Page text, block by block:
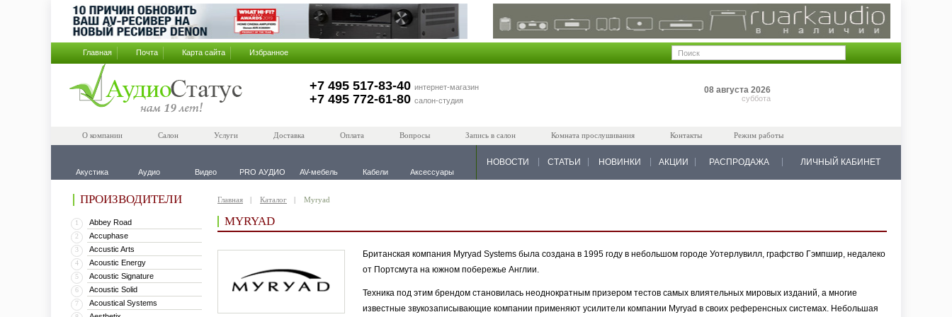
Главная Почта Карта сайта Избранное
+7 495 517-83-40 интернет-магазин
+7 495 772-61-80 салон-студия
08 августа 2026
суббота
О компании Салон Услуги Доставка Оплата Вопросы Запись в салон Комната прослушивания Контакты Режим работы
Акустика Аудио Видео PRO АУДИО AV-мебель Кабели Аксессуары
НОВОСТИ СТАТЬИ НОВИНКИ АКЦИИ РАСПРОДАЖА ЛИЧНЫЙ КАБИНЕТ
ПРОИЗВОДИТЕЛИ
1 Abbey Road
2 Accuphase
3 Accustic Arts
4 Acoustic Energy
5 Acoustic Signature
6 Acoustic Solid
7 Acoustical Systems
Главная Каталог Myryad
MYRYAD
Британская компания Myryad Systems была создана в 1995 году в небольшом городе Уотерлувилл, графство Гэмпшир, недалеко
от Портсмута на южном побережье Англии.
Техника под этим брендом становилась неоднократным призером тестов самых влиятельных мировых изданий, а многие
известные звукозаписывающие компании применяют усилители компании Myryad в своих референсных системах. Небольшая